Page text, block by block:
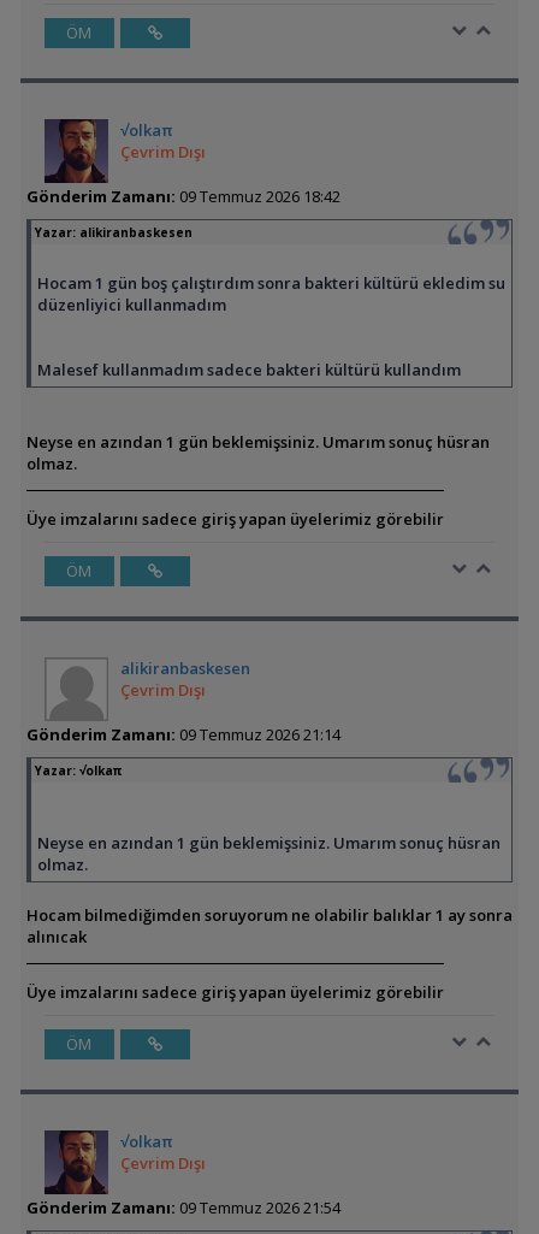
ÖM
√olkaπ
Çevrim Dışı
Gönderim Zamanı: 09 Temmuz 2026 18:42
Yazar: alikiranbaskesen
Hocam 1 gün boş çalıştırdım sonra bakteri kültürü ekledim su
düzenliyici kullanmadım
Malesef kullanmadım sadece bakteri kültürü kullandım
Neyse en azından 1 gün beklemişsiniz. Umarım sonuç hüsran
olmaz.
Üye imzalarını sadece giriş yapan üyelerimiz görebilir
ÖM
alikiranbaskesen
Çevrim Dışı
Gönderim Zamanı: 09 Temmuz 2026 21:14
Yazar: √olkaπ
Neyse en azından 1 gün beklemişsiniz. Umarım sonuç hüsran
olmaz.
Hocam bilmediğimden soruyorum ne olabilir balıklar 1 ay sonra
alınıcak
Üye imzalarını sadece giriş yapan üyelerimiz görebilir
ÖM
√olkaπ
Çevrim Dışı
Gönderim Zamanı: 09 Temmuz 2026 21:54